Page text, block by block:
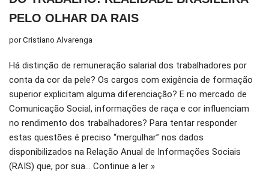
PELO OLHAR DA RAIS
porCristiano Alvarenga
Há distinção de remuneração salarial dos trabalhadores por
conta da cor da pele? Os cargos com exigência de formação
superior explicitam alguma diferenciação? E no mercado de
Comunicação Social, informações de raça e cor influenciam
no rendimento dos trabalhadores? Para tentar responder
estas questões é preciso “mergulhar” nos dados
disponibilizados na Relação Anual de Informações Sociais
(RAIS) que, por sua… Continue a ler »